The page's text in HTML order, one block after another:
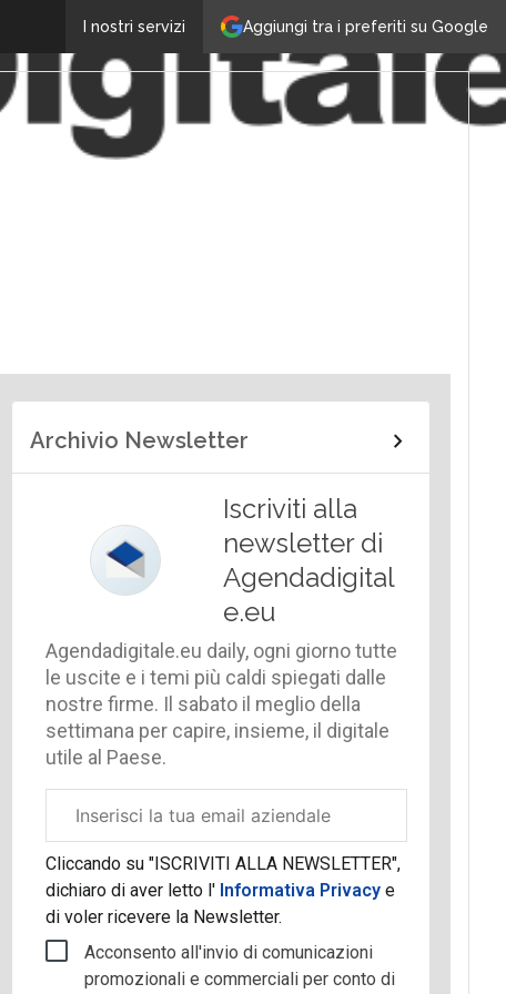
Aggiungi tra i preferiti su Google
I nostri servizi
Archivio Newsletter
Iscriviti alla
newsletter di
Agendadigital
e.eu
Agendadigitale.eu daily, ogni giorno tutte
le uscite e i temi più caldi spiegati dalle
nostre firme. Il sabato il meglio della
settimana per capire, insieme, il digitale
utile al Paese.
aziendale
Cliccando su "ISCRIVITI ALLA NEWSLETTER",
dichiaro di aver letto l'Informativa Privacy e
di voler ricevere la Newsletter.
Acconsento all'invio di comunicazioni
promozionali e commerciali per conto di